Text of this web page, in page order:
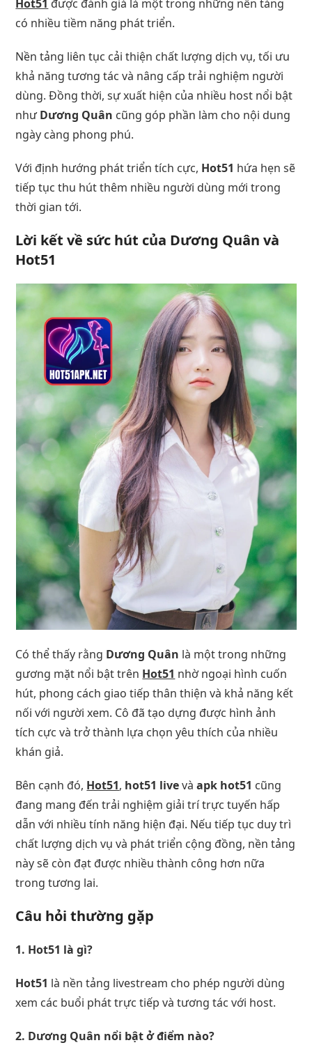
Hot51 được đánh giá là một trong những nền tảng
có nhiều tiềm năng phát triển.
Nền tảng liên tục cải thiện chất lượng dịch vụ, tối ưu
khả năng tương tác và nâng cấp trải nghiệm người
dùng. Đồng thời, sự xuất hiện của nhiều host nổi bật
nhưDương Quân cũng góp phần làm cho nội dung
ngày càng phong phú.
Với định hướng phát triển tích cực, Hot51 hứa hẹn sẽ
tiếp tục thu hút thêm nhiều người dùng mới trong
thời gian tới.
Lời kết về sức hút của Dương Quân và
Hot51
Có thể thấy rằng Dương Quân là một trong những
gương mặt nổi bật trên Hot51 nhờ ngoại hình cuốn
hút, phong cách giao tiếp thân thiện và khả năng kết
nối với người xem. Cô đã tạo dựng được hình ảnh
tích cực và trở thành lựa chọn yêu thích của nhiều
khán giả.
Bên cạnh đó, Hot51, hot51 livevàapk hot51 cũng
đang mang đến trải nghiệm giải trí trực tuyến hấp
dẫn với nhiều tính năng hiện đại. Nếu tiếp tục duy trì
chất lượng dịch vụ và phát triển cộng đồng, nền tảng
này sẽ còn đạt được nhiều thành công hơn nữa
trong tương lai.
Câu hỏi thường gặp
1. Hot51 là gì?
Hot51 là nền tảng livestream cho phép người dùng
xem các buổi phát trực tiếp và tương tác với host.
2. Dương Quân nổi bật ở điểm nào?